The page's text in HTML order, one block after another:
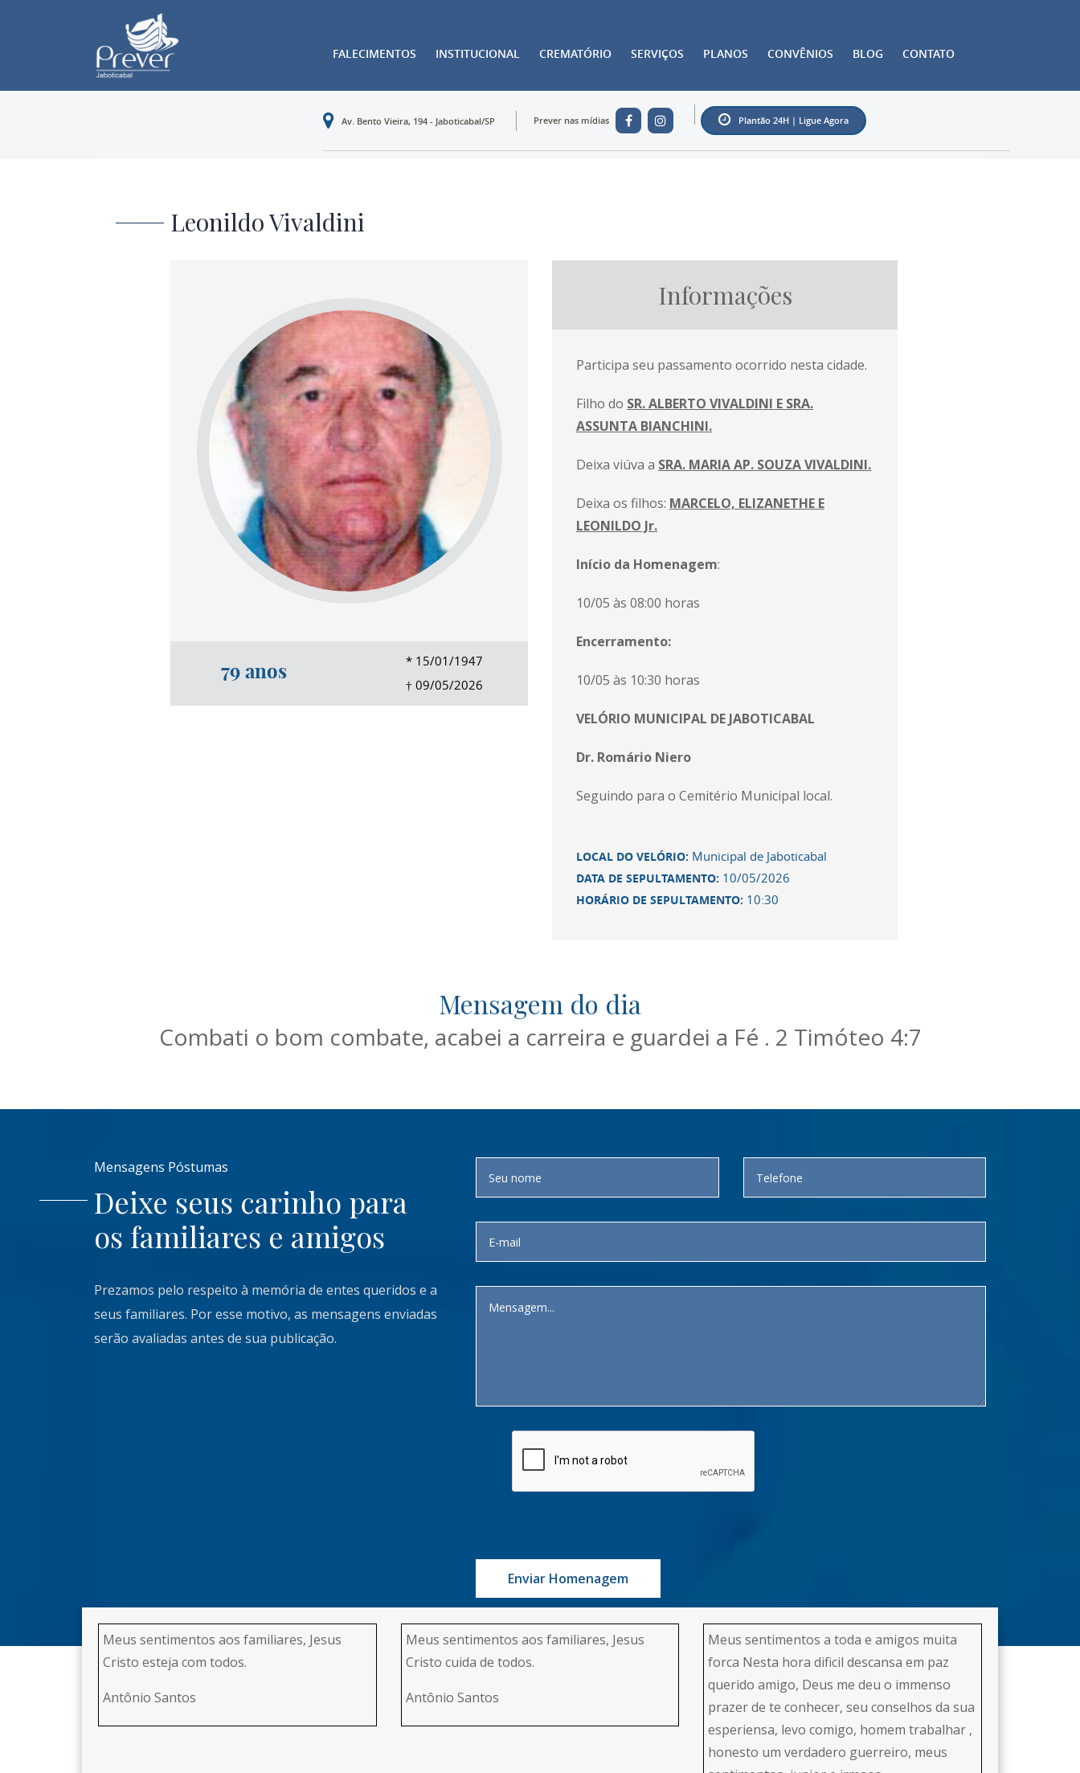
FALECIMENTOS INSTITUCIONAL CREMATÓRIO SERVIÇOS PLANOS CONVÊNIOS BLOG CONTATO
Av. Bento Vieira, 194 - Jaboticabal/SP Prever nas mídias Plantão 24H | Ligue Agora
Leonildo Vivaldini
79 anos
* 15/01/1947
† 09/05/2026
Informações
Participa seu passamento ocorrido nesta cidade.
Filho do SR. ALBERTO VIVALDINI E SRA.
ASSUNTA BIANCHINI.
Deixa viúva a SRA. MARIA AP. SOUZA VIVALDINI.
Deixa os filhos: MARCELO, ELIZANETHE E
LEONILDO Jr.
Início da Homenagem:
10/05 às 08:00 horas
Encerramento:
10/05 às 10:30 horas
VELÓRIO MUNICIPAL DE JABOTICABAL
Dr. Romário Niero
Seguindo para o Cemitério Municipal local.
LOCAL DO VELÓRIO: Municipal de Jaboticabal
DATA DE SEPULTAMENTO: 10/05/2026
HORÁRIO DE SEPULTAMENTO: 10:30
Mensagem do dia
Combati o bom combate, acabei a carreira e guardei a Fé . 2 Timóteo 4:7
Mensagens Póstumas
Deixe seus carinho para
os familiares e amigos
Prezamos pelo respeito à memória de entes queridos e a
seus familiares. Por esse motivo, as mensagens enviadas
serão avaliadas antes de sua publicação.
Enviar Homenagem
Meus sentimentos aos familiares, Jesus
Cristo esteja com todos.
Antônio Santos
Meus sentimentos aos familiares, Jesus
Cristo cuida de todos.
Antônio Santos
Meus sentimentos a toda e amigos muita
forca Nesta hora dificil descansa em paz
querido amigo, Deus me deu o immenso
prazer de te conhecer, seu conselhos da sua
esperiensa, levo comigo, homem trabalhar ,
honesto um verdadero guerreiro, meus